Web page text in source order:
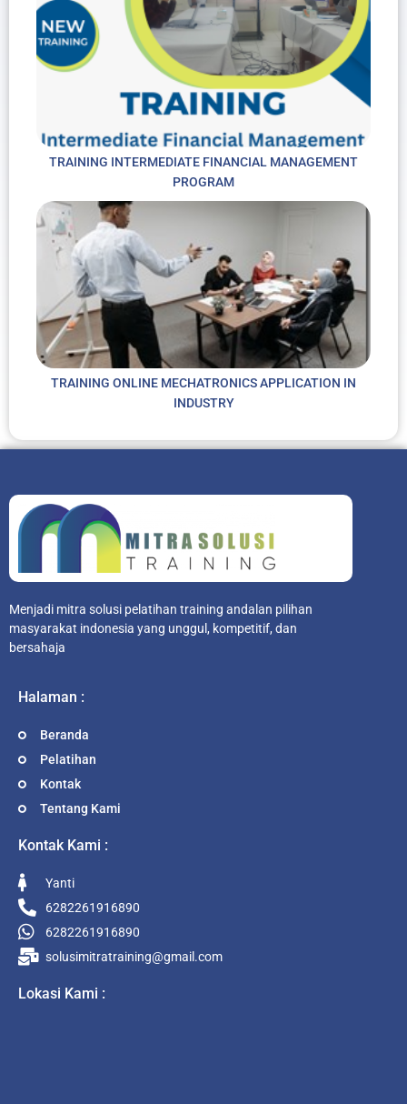
TRAINING INTERMEDIATE FINANCIAL MANAGEMENT
PROGRAM
TRAINING ONLINE MECHATRONICS APPLICATION IN
INDUSTRY
Menjadi mitra solusi pelatihan training andalan pilihan
masyarakat indonesia yang unggul, kompetitif, dan
bersahaja
Halaman :
Beranda
Pelatihan
Kontak
Tentang Kami
Kontak Kami :
Yanti
6282261916890
6282261916890
solusimitratraining@gmail.com
Lokasi Kami :